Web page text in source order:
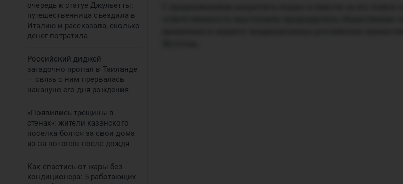
очередь к статуе Джульетты:
путешественница съездила в
Италию и рассказала, сколько
денег потратила
Российский диджей
загадочно пропал в Таиланде
— связь с ним прервалась
накануне его дня рождения
«Появились трещины в
стенах»: жители казанского
поселка боятся за свои дома
из-за потопов после дождя
Как спастись от жары без
кондиционера: 5 работающих